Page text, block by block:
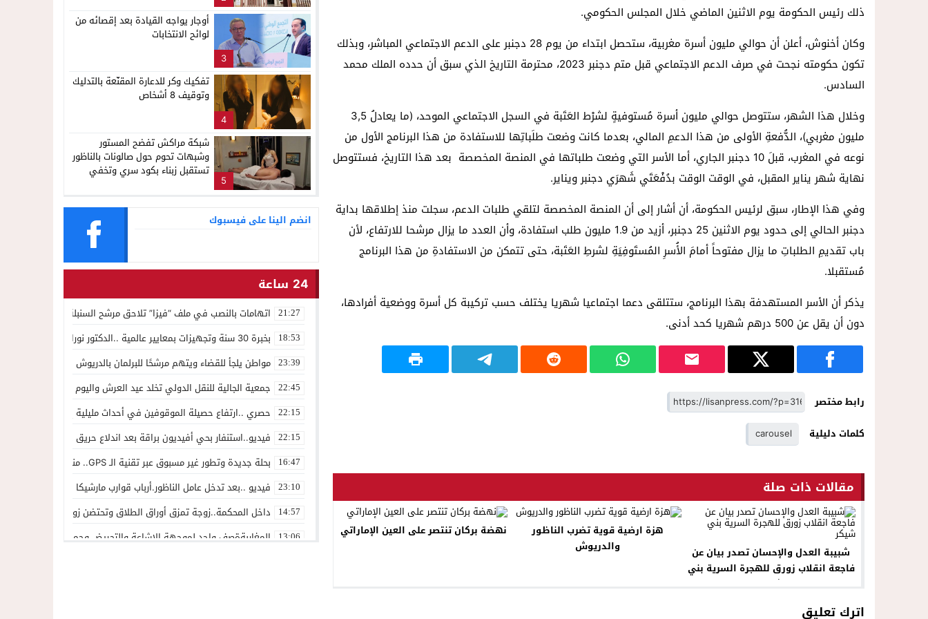
14:57 داخل المحكمة..زوجة تمزق أوراق الطلاق وتحتضن زوجها في لحظة أعادت الأمل المغاربةةصف واحد لموجهة الإشاعة والتحريض وحملات التضليل
ذلك رئيس الحكومة يوم الاثنين الماضي خلال المجلس ‏الحكومي.
وكان أخنوش، أعلن أن حوالي مليون أسرة مغربية، ستحصل ابتداء من يوم 28 ‏دجنبر على الدعم الاجتماعي المباشر، وبذلك
تكون حكومته ‏نجحت في صرف الدعم الاجتماعي قبل متم دجنبر 2023، محترمة التاريخ الذي سبق أن حدده الملك محمد
السادس.‏
وخلال هذا الشهر، ستتوصل حوالي مليون أسرة مُستوفيةٍ ‏لشرْط العَتَبة في ‏السجل الاجتماعي الموحد، (ما يعادلُ 3,5
‏مليون ‏مغربي)، الدُّفعةِ ‏الأولى من هذا الدعمِ المالي، بعدما كانت وضعت ‏طلَباتِها ‏للاستفادة من هذا البرنامج الأول من
نوعه في المغرب، قبلَ 10 ‏دجنبر الجاري، أما الأسر التي وضعت طلباتها في ‏المنصة المخصصة بعد هذا التاريخ، فستتوصل
نهاية شهر ‏يناير المقبل، في الوقت الوقت بدُفْعَتَي ‏شَهرَي دجنبر ويناير.
وفي هذا الإطار، سبق لرئيس الحكومة، أن أشار إلى أن المنصة المخصصة ‏لتلقي طلبات الدعم، سجلت منذ إطلاقها بداية
دجنبر الحالي إلى حدود يوم ‏الاثنين 25 دجنبر، أزيد من 1.9 مليون طلب استفادة، وأن العدد ما يزال ‏مرشحا للارتفاع، لأن
باب تقديمِ الطلباتِ ما يزال مفتوحاً أمامَ الأُسرِ ‏المُستَوفِيَةِ لشرطِ العَتَبة، ‏حتى تتمكن من الاستفادةِ من هذا البرنامج
‏مُستقبلا.‏
يذكر أن الأسر المستهدفة بهذا البرنامج، ستتلقى دعما اجتماعيا ‏شهريا يختلف حسب تركيبة كل أسرة ووضعية أفرادها،
دون أن يقل عن ‏‏500 درهم شهريا كحد أدنى.‏
رابط مختصر
كلمات دليلية
carousel
مقالات ذات صلة
شبيبة العدل والإحسان تصدر بيان عن
فاجعة انقلاب زورق للهجرة السرية بني
شيكر
هزة ارضية قوية تضرب الناظور
والدريوش
نهضة بركان تنتصر على العين الإماراتي
اترك تعليق
3
أوجار يواجه القيادة بعد إقصائه من
لوائح الانتخابات
4
تفكيك وكر للدعارة المقنّعة بالتدليك
وتوقيف 8 أشخاص
5
شبكة مراكش تفضح المستور
وشبهات تحوم حول صالونات بالناظور
تستقبل زبناء بكود سري وتخفي
انضم الينا على فيسبوك
24 ساعة
21:27 اتهامات بالنصب في ملف “فيزا” تلاحق مرشح السنبلة بالدريوش..
18:53 بخبرة 30 سنة وتجهيزات بمعايير عالمية ..الدكتور نورالدين صبار يفتتح عيادته المتخصصة في جراحة العظام بالناظور
23:39 مواطن يلجأ للقضاء ويتهم مرشحًا للبرلمان بالدريوش بالاستيلاء على 22 مليون سنتيم
22:45 جمعية الجالية للنقل الدولي تخلد عيد العرش واليوم الوطني للمهاجر
22:15 حصري ..ارتفاع حصيلة الموقوفين في أحداث مليلية إلى 82 شخصًا وتحقيقات تقود إلى متابعات جنائية ثقيلة
22:15 فيديو..استنفار بحي أفيديون براقة بعد اندلاع حريق داخل ضيعة فلاحية
16:47 بحلة جديدة وتطور غير مسبوق عبر تقنية الـ GPS.. منصة “مرحباناظور” تعزز مكانتها كوجهة أولى لسكان إقليمي الناظور والدريوش
23:10 فيديو ..بعد تدخل عامل الناظور.أرباب قوارب مارشيكا يعلقون احتجاجهم
14:57 داخل المحكمة..زوجة تمزق أوراق الطلاق وتحتضن زوجها في لحظة
13:06 المغاربةةصف واحد لموجهة الإشاعة والتحريض وحملات التضليل